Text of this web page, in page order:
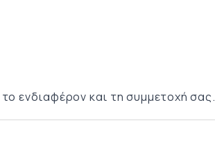
ενδιαφέρον και τη συμμετοχή σας.